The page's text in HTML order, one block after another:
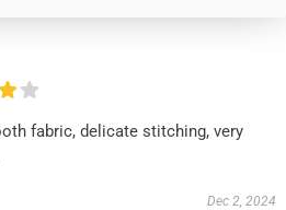
fabric, delicate stitching, very
Dec 2, 2024